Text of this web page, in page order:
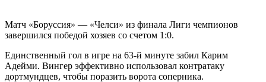
Матч «Боруссия» — «Челси» из финала Лиги чемпионов
завершился победой хозяев со счетом 1:0.
Единственный гол в игре на 63-й минуте забил Карим
Адейми. Вингер эффективно использовал контратаку
дортмундцев, чтобы поразить ворота соперника.